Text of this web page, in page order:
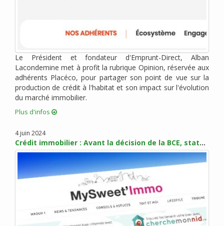
juin 2018 (2)
mai 2018 (4)
avril 2018 (3)
mars 2018 (5)
février 2018 (3)
décembre 2017 (1)
novembre 2017 (5)
octobre 2017 (4)
septembre 2017 (6)
juin 2017 (4)
Le Président et fondateur d'Emprunt-Direct, Alban
Lacondemine met à profit la rubrique Opinion, réservée aux
adhérents Placéco, pour partager son point de vue sur la
production de crédit à l'habitat et son impact sur l'évolution
du marché immobilier.
Plus d'infos
4 juin 2024
Crédit immobilier : Avant la décision de la BCE, statu quo sur les taux en juin